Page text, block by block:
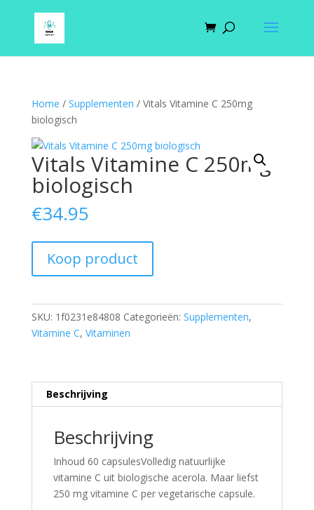
Home / Supplementen / Vitals Vitamine C 250mg
biologisch
Vitals Vitamine C 250mg
biologisch
€34.95
Koop product
SKU: 1f0231e84808 Categorieën: Supplementen,
Vitamine C, Vitaminen
Beschrijving
Beschrijving
Inhoud 60 capsulesVolledig natuurlijke
vitamine C uit biologische acerola. Maar liefst
250 mg vitamine C per vegetarische capsule.